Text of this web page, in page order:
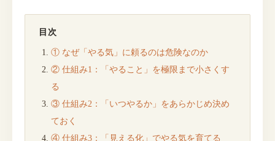
目次
① なぜ「やる気」に頼るのは危険なのか
② 仕組み1：「やること」を極限まで小さくす
る
③ 仕組み2：「いつやるか」をあらかじめ決め
ておく
④ 仕組み3：「見える化」でやる気を育てる